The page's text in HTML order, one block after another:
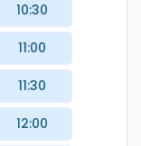
10:30
11:00
11:30
12:00